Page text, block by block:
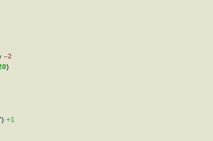
–2
)
+1